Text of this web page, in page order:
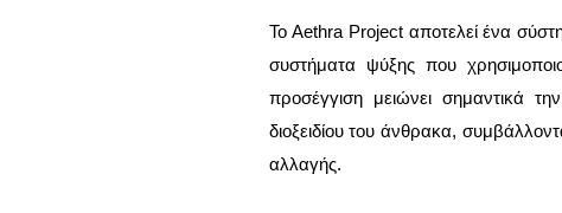
Το Aethra Project αποτελεί ένα
συστήματα ψύξης που
προσέγγιση μειώνει σημαντικά
διοξειδίου του άνθρακα,
αλλαγής.